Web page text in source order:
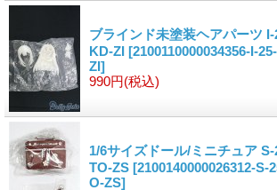
ブラインド未塗装ヘアパーツ
KD-ZI [2100110000034356-I-
ZI]
990円(税込)
1/6サイズドール/ミニチュア
TO-ZS [2100140000026312-S-
O-ZS]